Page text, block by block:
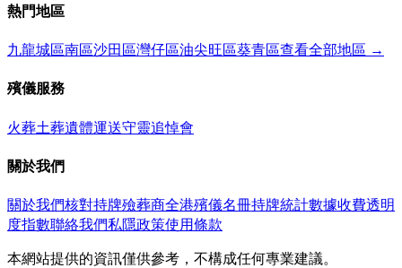
熱門地區
九龍城區南區沙田區灣仔區油尖旺區葵青區查看全部地區 →
殯儀服務
火葬土葬遺體運送守靈追悼會
關於我們
關於我們核對持牌殮葬商全港殯儀名冊持牌統計數據收費透明
度指數聯絡我們私隱政策使用條款
本網站提供的資訊僅供參考，不構成任何專業建議。